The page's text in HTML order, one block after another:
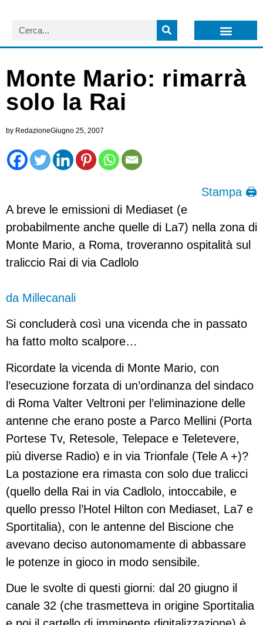
Monte Mario: rimarrà
solo la Rai
by RedazioneGiugno 25, 2007
Stampa 🖨
A breve le emissioni di Mediaset (e
probabilmente anche quelle di La7) nella zona di
Monte Mario, a Roma, troveranno ospitalità sul
traliccio Rai di via Cadlolo
da Millecanali
Si concluderà così una vicenda che in passato
ha fatto molto scalpore…
Ricordate la vicenda di Monte Mario, con
l’esecuzione forzata di un’ordinanza del sindaco
di Roma Valter Veltroni per l’eliminazione delle
antenne che erano poste a Parco Mellini (Porta
Portese Tv, Retesole, Telepace e Teletevere,
più diverse Radio) e in via Trionfale (Tele A +)?
La postazione era rimasta con solo due tralicci
(quello della Rai in via Cadlolo, intoccabile, e
quello presso l’Hotel Hilton con Mediaset, La7 e
Sportitalia), con le antenne del Biscione che
avevano deciso autonomamente di abbassare
le potenze in gioco in modo sensibile.
Due le svolte di questi giorni: dal 20 giugno il
canale 32 (che trasmetteva in origine Sportitalia